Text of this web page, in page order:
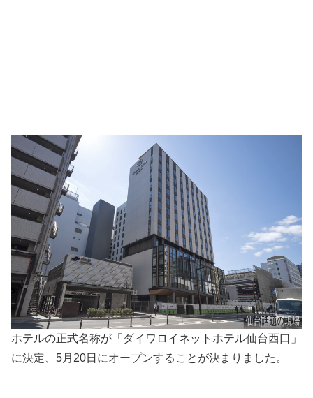
ホテルの正式名称が「ダイワロイネットホテル仙台西口」
に決定、5月20日にオープンすることが決まりました。